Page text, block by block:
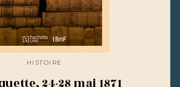
HISTOIRE
24-28 mai 1871